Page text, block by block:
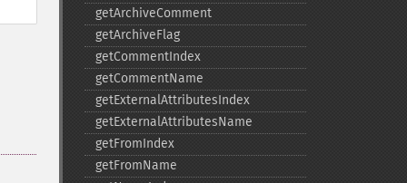
getArchiveComment
getArchiveFlag
getCommentIndex
getCommentName
getExternalAttributesIndex
getExternalAttributesName
getFromIndex
getFromName